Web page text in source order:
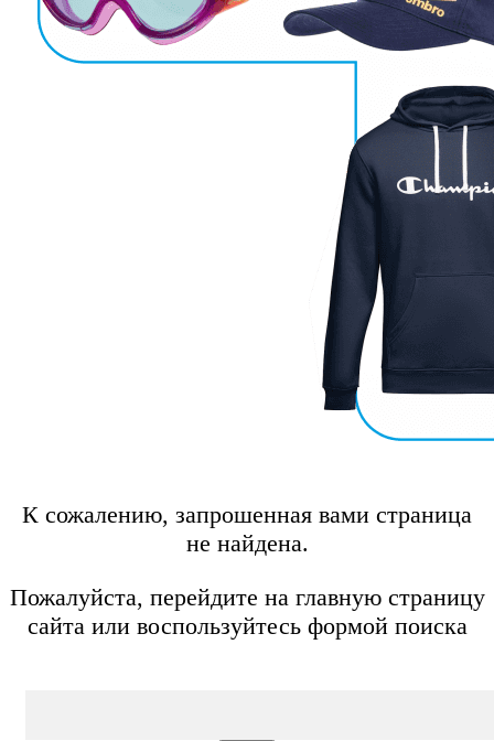
К сожалению, запрошенная вами страница
не найдена.
Пожалуйста, перейдите на главную страницу
сайта или воспользуйтесь формой поиска